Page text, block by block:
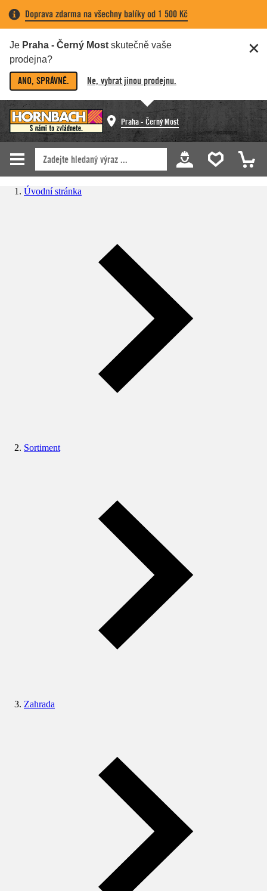
Doprava zdarma na všechny balíky od 1 500 Kč
Je Praha - Černý Most skutečně vaše
prodejna?
ANO, SPRÁVNĚ. Ne, vybrat jinou prodejnu.
Praha - Černý Most
Úvodní stránka
Sortiment
Zahrada